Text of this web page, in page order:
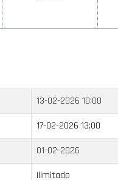
13-02-2026 10:00
17-02-2026 13:00
01-02-2026
Ilimitado